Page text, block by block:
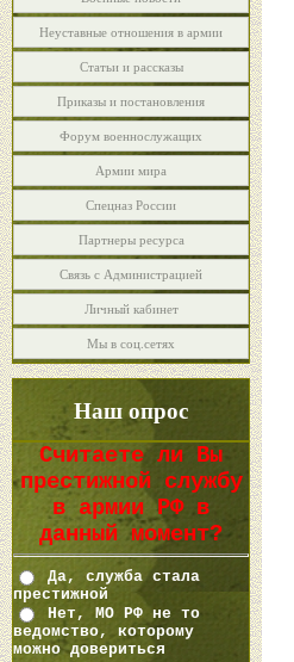
Неуставные отношения в армии
Статьи и рассказы
Приказы и постановления
Форум военнослужащих
Армии мира
Спецназ России
Партнеры ресурса
Связь с Администрацией
Личный кабинет
Мы в соц.сетях
Наш опрос
Считаете ли Вы
престижной службу
в армии РФ в
данный момент?
Да, служба стала
престижной
Нет, МО РФ не то
ведомство, которому
можно довериться